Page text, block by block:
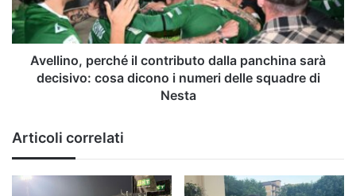
sarà
decisivo:
cosa
dicono
di
Nesta
Avellino, perché il contributo dalla panchina sarà
decisivo: cosa dicono i numeri delle squadre di
Nesta
Articoli correlati